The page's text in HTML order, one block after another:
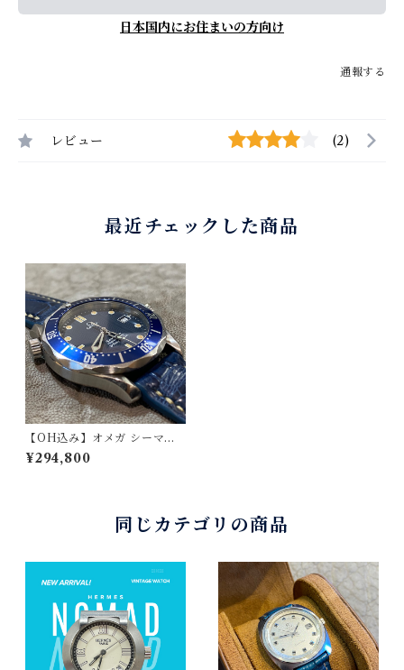
日本国内にお住まいの方向け
通報する
レビュー (2)
最近チェックした商品
【OH込み】オメガ シーマス
ター300 / OMEGA SEAMAS
TER300 プロフェッショナル
¥294,800
同じカテゴリの商品